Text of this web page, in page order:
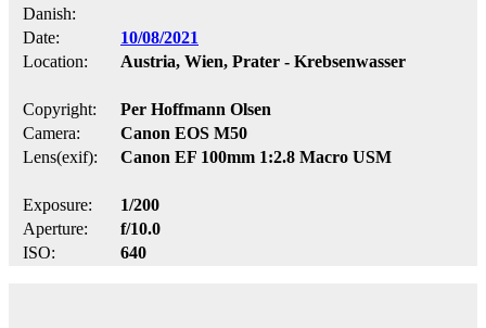
Danish:
Date:
10/08/2021
Location:
Austria, Wien, Prater - Krebsenwasser
Copyright:
Per Hoffmann Olsen
Camera:
Canon EOS M50
Lens(exif):
Canon EF 100mm 1:2.8 Macro USM
Exposure:
1/200
Aperture:
f/10.0
ISO:
640